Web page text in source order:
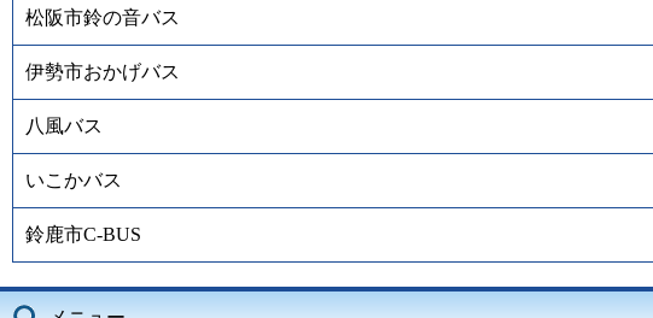
松阪市鈴の音バス
伊勢市おかげバス
八風バス
いこかバス
鈴鹿市C-BUS